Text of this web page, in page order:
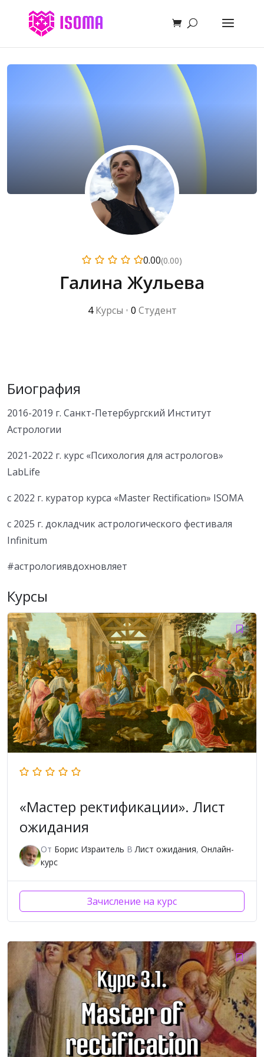
0.00(0.00)
Галина Жульева
4Курсы • 0 Студент
Биография
2016-2019 г. Санкт-Петербургский Институт
Астрологии
2021-2022 г. курс «Психология для астрологов»
LabLife
c 2022 г. куратор курса «Master Rectification» ISOMA
с 2025 г. докладчик астрологического фестиваля
Infinitum
#астрологиявдохновляет
Курсы
«Мастер ректификации». Лист
ожидания
От Борис Израитель ВЛист ожидания, Онлайн-
курс
Зачисление на курс